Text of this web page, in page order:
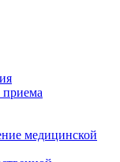
приема
медицинской